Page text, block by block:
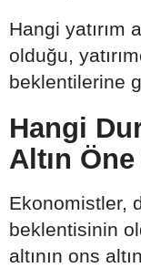
Hangi yatırım
olduğu,
beklentilerine
Hangi
Altın
Ekonomistler,
beklentisinin
altının ons